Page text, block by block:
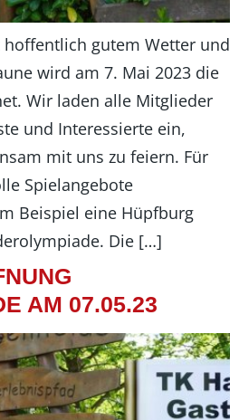
hoffentlich gutem Wetter und
wird am 7. Mai 2023 die
Wir laden alle Mitglieder
und Interessierte ein,
mit uns zu feiern. Für
Spielangebote
Beispiel eine Hüpfburg
Die […]
AM 07.05.23